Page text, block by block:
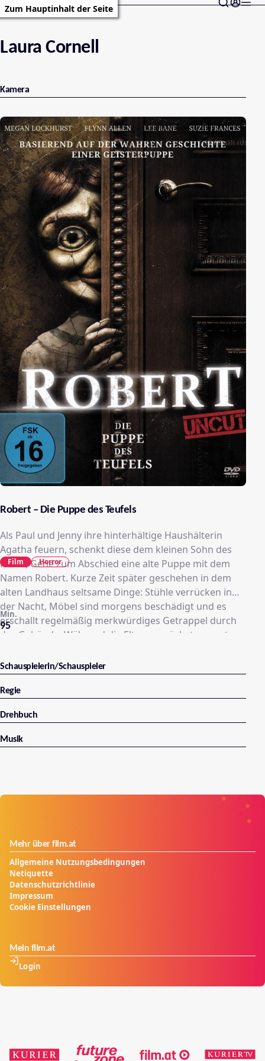
Zum Hauptinhalt der Seite
Laura Cornell
Kamera
Robert – Die Puppe des Teufels
Als Paul und Jenny ihre hinterhältige Haushälterin
Agatha feuern, schenkt diese dem kleinen Sohn des
Paars, Gene zum Abschied eine alte Puppe mit dem
Namen Robert. Kurze Zeit später geschehen in dem
alten Landhaus seltsame Dinge: Stühle verrücken in
der Nacht, Möbel sind morgens beschädigt und es
erschallt regelmäßig merkwürdiges Getrappel durch
das Gebäude. Während die Eltern zunächst vermuten,
die Puppe Robert für die unheimlichen Vorkommnisse
verantwortlich. Als sich Paul und Jenny endlich
eingestehen, dass irgendetwas in ihrem Haus nicht
Familie bereits in größter Gefahr.
95
Min.
Film Horror
Schauspielerin/Schauspieler
Regie
Drehbuch
Musik
Mehr über film.at
Allgemeine Nutzungsbedingungen
Netiquette
Datenschutzrichtlinie
Impressum
Cookie Einstellungen
Mein film.at
Login